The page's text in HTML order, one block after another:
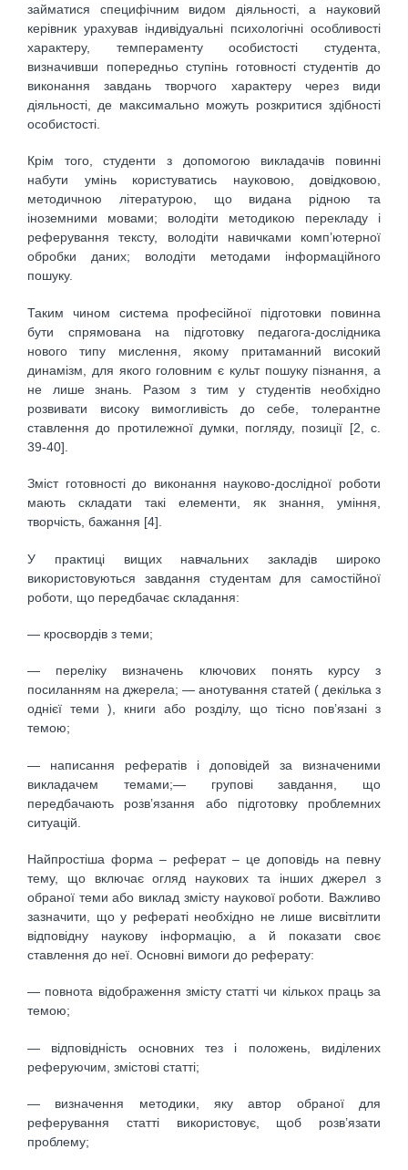
займатися специфічним видом діяльності, а науковий
керівник урахував індивідуальні психологічні особливості
характеру, темпераменту особистості студента,
визначивши попередньо ступінь готовності студентів до
виконання завдань творчого характеру через види
діяльності, де максимально можуть розкритися здібності
особистості.
Крім того, студенти з допомогою викладачів повинні
набути умінь користуватись науковою, довідковою,
методичною літературою, що видана рідною та
іноземними мовами; володіти методикою перекладу і
реферування тексту, володіти навичками комп’ютерної
обробки даних; володіти методами інформаційного
пошуку.
Таким чином система професійної підготовки повинна
бути спрямована на підготовку педагога-дослідника
нового типу мислення, якому притаманний високий
динамізм, для якого головним є культ пошуку пізнання, а
не лише знань. Разом з тим у студентів необхідно
розвивати високу вимогливість до себе, толерантне
ставлення до протилежної думки, погляду, позиції [2, c.
39-40].
Зміст готовності до виконання науково-дослідної роботи
мають складати такі елементи, як знання, уміння,
творчість, бажання [4].
У практиці вищих навчальних закладів широко
використовуються завдання студентам для самостійної
роботи, що передбачає складання:
— кросвордів з теми;
— переліку визначень ключових понять курсу з
посиланням на джерела; — анотування статей ( декілька з
однієї теми ), книги або розділу, що тісно пов’язані з
темою;
— написання рефератів і доповідей за визначеними
викладачем темами;— групові завдання, що
передбачають розв’язання або підготовку проблемних
ситуацій.
Найпростіша форма – реферат – це доповідь на певну
тему, що включає огляд наукових та інших джерел з
обраної теми або виклад змісту наукової роботи. Важливо
зазначити, що у рефераті необхідно не лише висвітлити
відповідну наукову інформацію, а й показати своє
ставлення до неї. Основні вимоги до реферату:
— повнота відображення змісту статті чи кількох праць за
темою;
— відповідність основних тез і положень, виділених
реферуючим, змістові статті;
— визначення методики, яку автор обраної для
реферування статті використовує, щоб розв’язати
проблему;